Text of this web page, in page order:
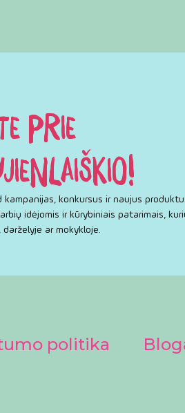
PRIE
konkursus ir naujus
idėjomis ir kūrybiniais patarimais,
ar mokykloje.
politika